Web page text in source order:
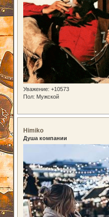
Уважение: +10573
Пол: Мужской
Himiko
Душа компании